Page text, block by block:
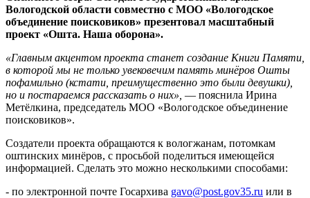
Вологодской области совместно с МОО «Вологодское
объединение поисковиков» презентовал масштабный
проект «Ошта. Наша оборона».
«Главным акцентом проекта станет создание Книги Памяти,
в которой мы не только увековечим память минёров Ошты
пофамильно (кстати, преимущественно это были девушки),
но и постараемся рассказать о них», — пояснила Ирина
Метёлкина, председатель МОО «Вологодское объединение
поисковиков».
Создатели проекта обращаются к вологжанам, потомкам
оштинских минёров, с просьбой поделиться имеющейся
информацией. Сделать это можно несколькими способами:
- по электронной почте Госархива gavo@post.gov35.ru или в